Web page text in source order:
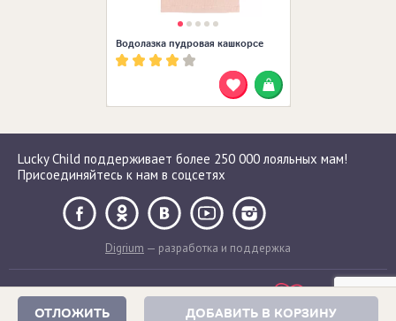
ОТЛОЖИТЬ ДОБАВИТЬ В КОРЗИНУ
Водолазка пудровая кашкорсе
Lucky Child поддерживает более 250 000 лояльных мам!
Присоединяйтесь к нам в соцсетях
Digrium — разработка и поддержка